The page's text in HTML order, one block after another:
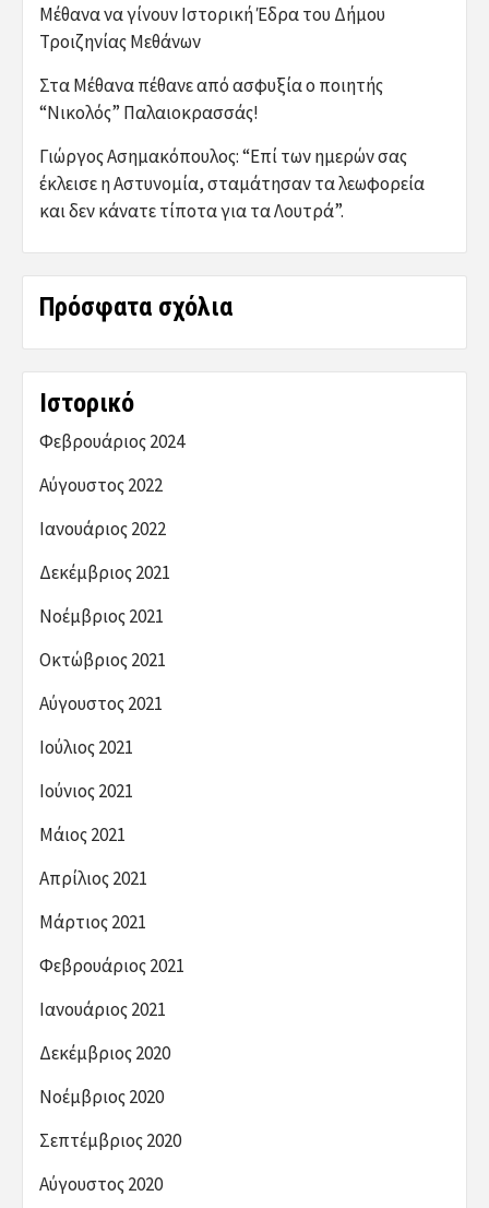
Μέθανα να γίνουν Ιστορική Έδρα του Δήμου
Τροιζηνίας Μεθάνων
Στα Μέθανα πέθανε από ασφυξία ο ποιητής
“Νικολός” Παλαιοκρασσάς!
Γιώργος Ασημακόπουλος: “Επί των ημερών σας
έκλεισε η Αστυνομία, σταμάτησαν τα λεωφορεία
και δεν κάνατε τίποτα για τα Λουτρά”.
Πρόσφατα σχόλια
Ιστορικό
Φεβρουάριος 2024
Αύγουστος 2022
Ιανουάριος 2022
Δεκέμβριος 2021
Νοέμβριος 2021
Οκτώβριος 2021
Αύγουστος 2021
Ιούλιος 2021
Ιούνιος 2021
Μάιος 2021
Απρίλιος 2021
Μάρτιος 2021
Φεβρουάριος 2021
Ιανουάριος 2021
Δεκέμβριος 2020
Νοέμβριος 2020
Σεπτέμβριος 2020
Αύγουστος 2020